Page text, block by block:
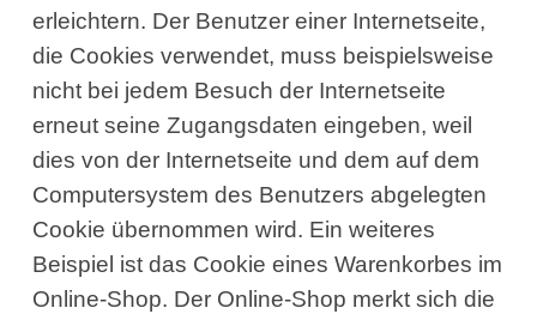
erleichtern. Der Benutzer einer Internetseite,
die Cookies verwendet, muss beispielsweise
nicht bei jedem Besuch der Internetseite
erneut seine Zugangsdaten eingeben, weil
dies von der Internetseite und dem auf dem
Computersystem des Benutzers abgelegten
Cookie übernommen wird. Ein weiteres
Beispiel ist das Cookie eines Warenkorbes im
Online-Shop. Der Online-Shop merkt sich die